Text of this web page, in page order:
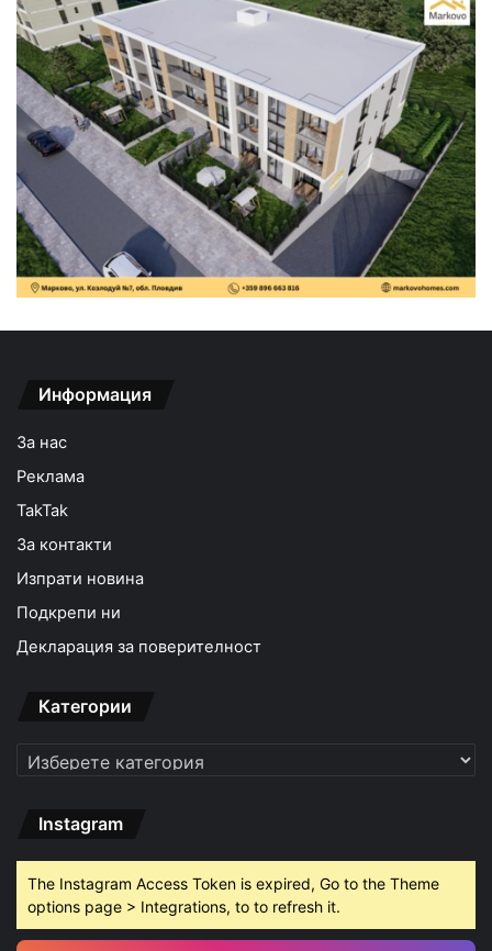
Информация
За нас
Реклама
TakTak
За контакти
Изпрати новина
Подкрепи ни
Декларация за поверителност
Категории
Категории
Instagram
The Instagram Access Token is expired, Go to the Theme
options page > Integrations, to to refresh it.